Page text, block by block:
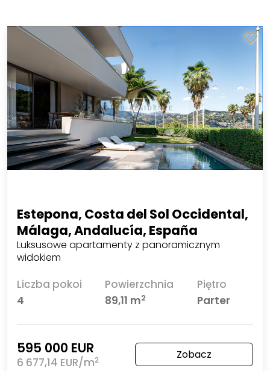
Estepona, Costa del Sol Occidental,
Málaga, Andalucía, España
Luksusowe apartamenty z panoramicznym
widokiem
Liczba pokoi
4
Powierzchnia
89,11 m2
Piętro
Parter
595 000 EUR
6 677,14 EUR/m2 Zobacz